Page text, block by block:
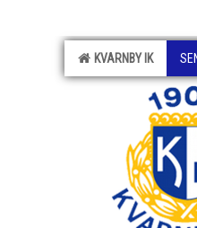
KVARNBY IK